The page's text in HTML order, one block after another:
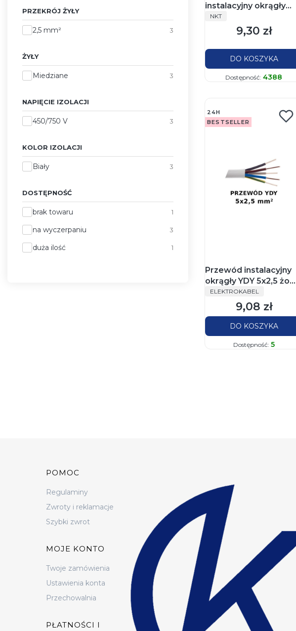
PRZEKRÓJ ŻYŁY
Przekrój żyły
2,5 mm² 3
ŻYŁY
ŻyłyMiedziane 3
NAPIĘCIE IZOLACJI
Napięcie izolacji
450/750 V 3
KOLOR IZOLACJI
Kolor izolacji
Biały 3
DOSTĘPNOŚĆ
Dostępność
brak towaru 1
na wyczerpaniu 3
duża ilość 1
instalacyjny okrągły
YDY 5x2,5 żo 450/750V
krążek 100m
PRODUCENT
NKT
Cena
9,30 zł
DO KOSZYKA
Dostępność:4388
24H
BESTSELLER
Przewód instalacyjny
okrągły YDY 5x2,5 żo
450/750V Elektrokabel
krążek 100m
PRODUCENT
ELEKTROKABEL
Cena
9,08 zł
DO KOSZYKA
Dostępność: 5
Linki w stopce
POMOC
Regulaminy
Zwroty i reklamacje
Szybki zwrot
MOJE KONTO
Twoje zamówienia
Ustawienia konta
Przechowalnia
PŁATNOŚCI I